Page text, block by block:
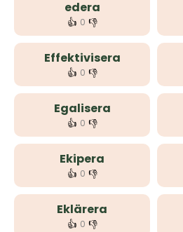
edera
👍 0 👎
Effektivisera
👍 0 👎
Egalisera
👍 0 👎
Ekipera
👍 0 👎
Eklärera
👍 0 👎